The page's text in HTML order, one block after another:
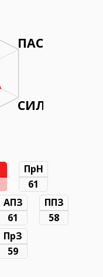
ПАС
СИЛ
ПрН
61
АПЗ
61
ППЗ
58
ПрЗ
59